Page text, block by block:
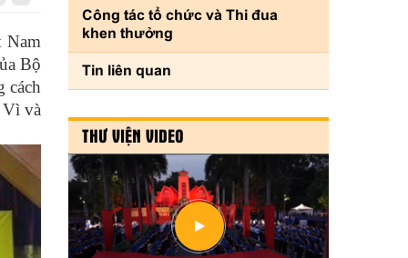
Nam
Bộ
cách
và
Công tác tổ chức và Thi đua
khen thưởng
Tin liên quan
THƯ VIỆN VIDEO